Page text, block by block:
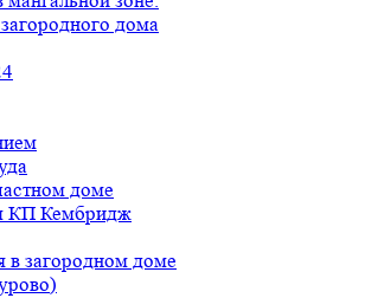
дома
доме
КП Кембридж
в загородном доме